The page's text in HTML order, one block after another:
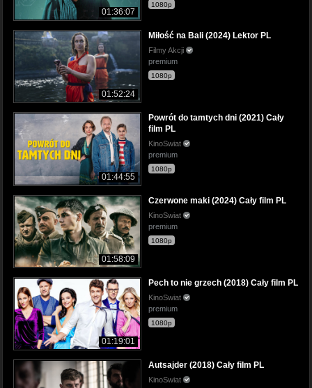
01:36:07
1080p
01:52:24
Miłość na Bali (2024) Lektor PL
Filmy Akcji
premium
1080p
01:44:55
Powrót do tamtych dni (2021) Cały
film PL
KinoSwiat
premium
1080p
01:58:09
Czerwone maki (2024) Cały film PL
KinoSwiat
premium
1080p
01:19:01
Pech to nie grzech (2018) Cały film PL
KinoSwiat
premium
1080p
Autsajder (2018) Cały film PL
KinoSwiat